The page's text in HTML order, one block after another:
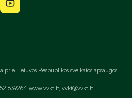
prie Lietuvos Respublikos sveikatos apsaugos
639264 www.vvkt.lt, vvkt@vvkt.lt